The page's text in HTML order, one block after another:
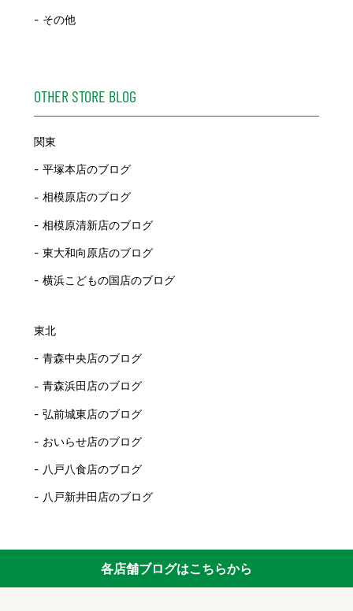
その他
OTHER STORE BLOG
関東
平塚本店のブログ
相模原店のブログ
相模原清新店のブログ
東大和向原店のブログ
横浜こどもの国店のブログ
東北
青森中央店のブログ
青森浜田店のブログ
弘前城東店のブログ
おいらせ店のブログ
八戸八食店のブログ
八戸新井田店のブログ
各店舗ブログはこちらから